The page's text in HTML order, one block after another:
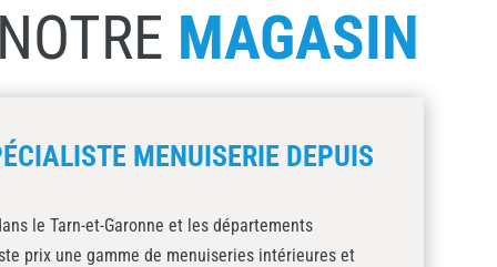
MAGASIN
MENUISERIE DEPUIS
le Tarn-et-Garonne et les départements
prix une gamme de menuiseries intérieures et